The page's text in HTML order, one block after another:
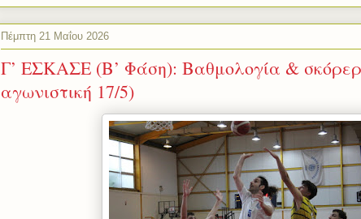
Πέμπτη 21 Μαΐου 2026
Γ’ ΕΣΚΑΣΕ (Β’ Φάση): Βαθμολογία &
αγωνιστική 17/5)